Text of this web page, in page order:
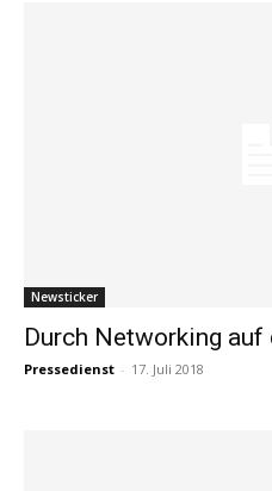
Newsticker
Durch Networking
Pressedienst - 17. Juli 2018